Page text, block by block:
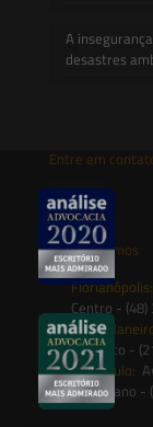
A
desastres
Entre em
Onde estamos
Florianópolis:
Centro -
Rio de
Botânico -
São Paulo:
Paulistano -